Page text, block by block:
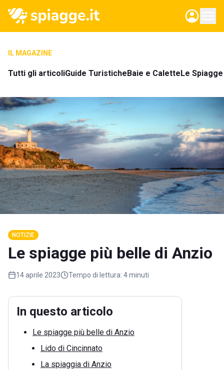
IL MAGAZINE
Tutti gli articoliGuide TuristicheBaie e CaletteLe
NOTIZIE
Le spiagge più belle di Anzio
14 aprile 2023 Tempo di lettura: 4 minuti
In questo articolo
Le spiagge più belle di Anzio
Lido di Cincinnato
La spiaggia di Anzio